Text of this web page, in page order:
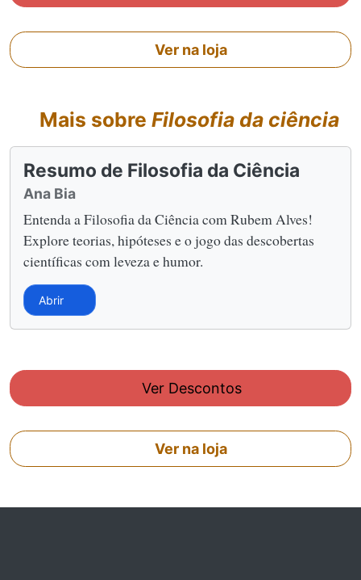
Ver na loja
Mais sobre Filosofia da ciência
Resumo de Filosofia da Ciência
Ana Bia
Entenda a Filosofia da Ciência com Rubem Alves!
Explore teorias, hipóteses e o jogo das descobertas
científicas com leveza e humor.
Abrir
Ver Descontos
Ver na loja